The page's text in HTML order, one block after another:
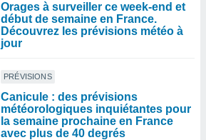
Orages à surveiller ce week-end et
début de semaine en France.
Découvrez les prévisions météo à
jour
PRÉVISIONS
Canicule : des prévisions
météorologiques inquiétantes pour
la semaine prochaine en France
avec plus de 40 degrés